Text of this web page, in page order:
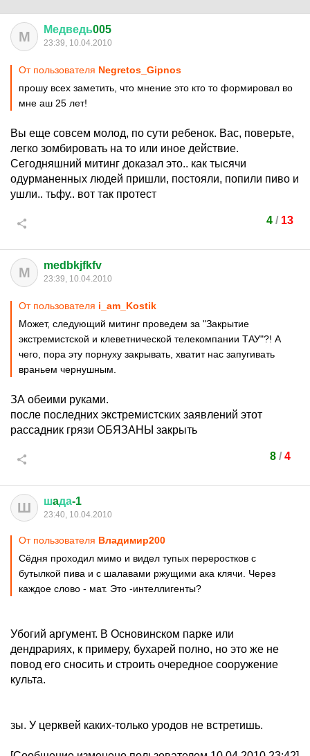
М Медведь005
23:39, 10.04.2010
От пользователя Negretos_Gipnos
прошу всех заметить, что мнение это кто то формировал во
мне аш 25 лет!
Вы еще совсем молод, по сути ребенок. Вас, поверьте,
легко зомбировать на то или иное действие.
Сегодняшний митинг доказал это.. как тысячи
одурманенных людей пришли, постояли, попили пиво и
ушли.. тьфу.. вот так протест
4 / 13
M medbkjfkfv
23:39, 10.04.2010
От пользователя i_am_Kostik
Может, следующий митинг проведем за "Закрытие
экстремистской и клеветнической телекомпании ТАУ"?! А
чего, пора эту порнуху закрывать, хватит нас запугивать
враньем чернушным.
ЗА обеими руками.
после последних экстремистских заявлений этот
рассадник грязи ОБЯЗАНЫ закрыть
8/ 4
Ш шaда-1
23:40, 10.04.2010
От пользователя Bладимир200
Сёдня проходил мимо и видел тупых переростков с
бутылкой пива и с шалавами ржущими ака клячи. Через
каждое слово - мат. Это -интеллигенты?
Убогий аргумент. В Основинском парке или
дендрариях, к примеру, бухарей полно, но это же не
повод его сносить и строить очередное сооружение
культа.
зы. У церквей каких-только уродов не встретишь.